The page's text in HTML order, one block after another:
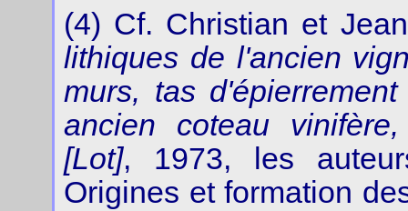
(4) Cf. Christian et
lithiques de l'ancien
murs, tas
ancien coteau
[Lot], 1973, les
Origines et formation